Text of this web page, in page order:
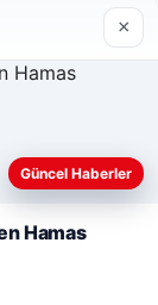
×
Güncel Haberler
Hamas